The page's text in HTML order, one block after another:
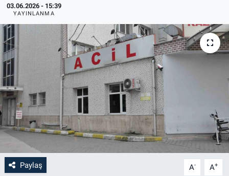
03.06.2026 - 15:39
YAYINLANMA
Paylaş A- A+